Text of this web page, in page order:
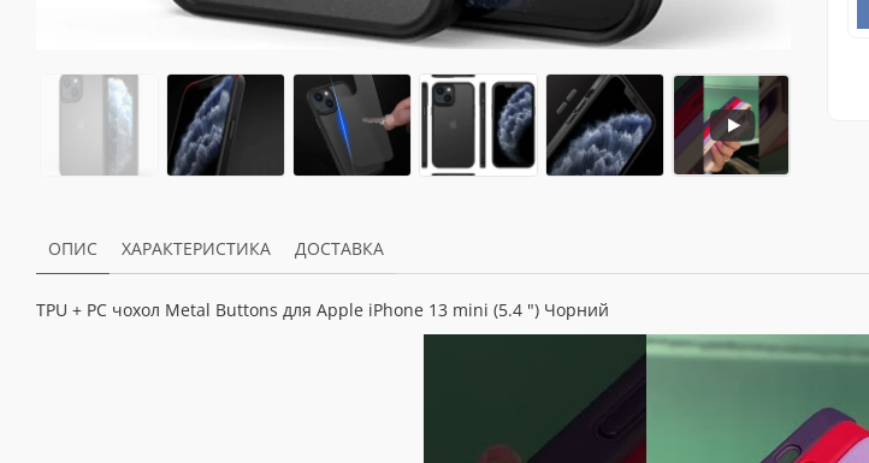
ОПИС ХАРАКТЕРИСТИКА ДОСТАВКА
TPU + PC чохол Metal Buttons для Apple iPhone 13 mini (5.4 ") Чорний